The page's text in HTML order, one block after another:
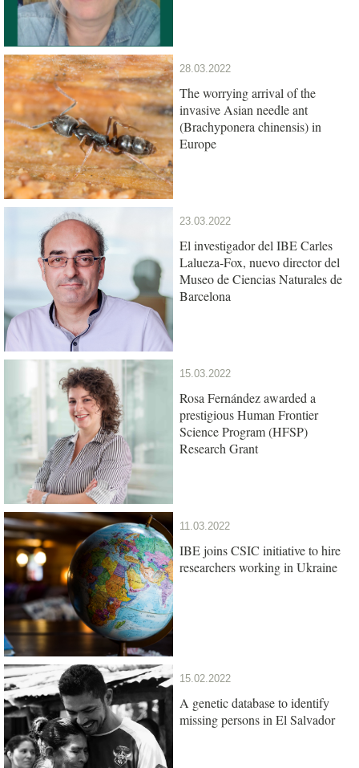
28.03.2022
The worrying arrival of the
invasive Asian needle ant
(Brachyponera chinensis) in
Europe
23.03.2022
El investigador del IBE Carles
Lalueza-Fox, nuevo director del
Museo de Ciencias Naturales de
Barcelona
15.03.2022
Rosa Fernández awarded a
prestigious Human Frontier
Science Program (HFSP)
Research Grant
11.03.2022
IBE joins CSIC initiative to hire
researchers working in Ukraine
15.02.2022
A genetic database to identify
missing persons in El Salvador